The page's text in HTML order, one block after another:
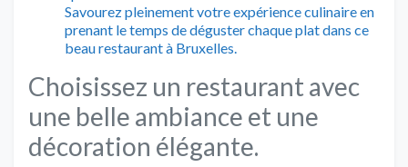
Savourez pleinement votre expérience culinaire en
prenant le temps de déguster chaque plat dans ce
beau restaurant à Bruxelles.
Choisissez un restaurant avec
une belle ambiance et une
décoration élégante.